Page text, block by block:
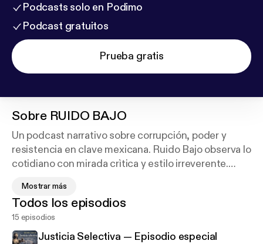
Podcasts solo en Podimo
Podcast gratuitos
Prueba gratis
Sobre RUIDO BAJO
Un podcast narrativo sobre corrupción, poder y
resistencia en clave mexicana. Ruido Bajo observa lo
cotidiano con mirada crìtica y estilo irreverente.
preguntas que incomodan y conexiones
inesperadas entre lo personal, lo polìtico y lo digital.
¿Listx para hacer un poco de ruido? PORQUE EL
SILENCIO, NUNCA HA CAMBIADO NADA....
Mostrar más
Todos los episodios
15 episodios
Justicia Selectiva — Episodio especial